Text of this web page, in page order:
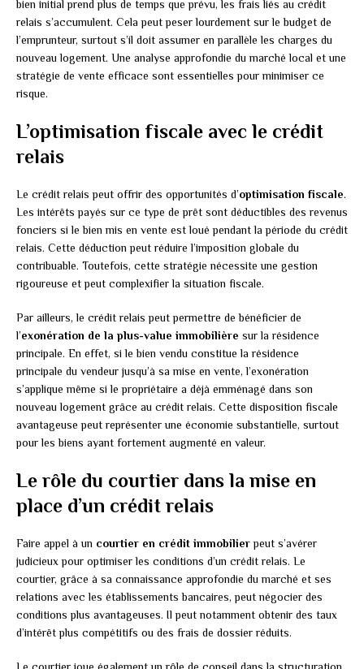
bien initial prend plus de temps que prévu, les frais liés au crédit
relais s’accumulent. Cela peut peser lourdement sur le budget de
l’emprunteur, surtout s’il doit assumer en parallèle les charges du
nouveau logement. Une analyse approfondie du marché local et une
stratégie de vente efficace sont essentielles pour minimiser ce
risque.
L’optimisation fiscale avec le crédit
relais
Le crédit relais peut offrir des opportunités d’optimisation fiscale.
Les intérêts payés sur ce type de prêt sont déductibles des revenus
fonciers si le bien mis en vente est loué pendant la période du crédit
relais. Cette déduction peut réduire l’imposition globale du
contribuable. Toutefois, cette stratégie nécessite une gestion
rigoureuse et peut complexifier la situation fiscale.
Par ailleurs, le crédit relais peut permettre de bénéficier de
l’exonération de la plus-value immobilière sur la résidence
principale. En effet, si le bien vendu constitue la résidence
principale du vendeur jusqu’à sa mise en vente, l’exonération
s’applique même si le propriétaire a déjà emménagé dans son
nouveau logement grâce au crédit relais. Cette disposition fiscale
avantageuse peut représenter une économie substantielle, surtout
pour les biens ayant fortement augmenté en valeur.
Le rôle du courtier dans la mise en
place d’un crédit relais
Faire appel à un courtier en crédit immobilierpeut s’avérer
judicieux pour optimiser les conditions d’un crédit relais. Le
courtier, grâce à sa connaissance approfondie du marché et ses
relations avec les établissements bancaires, peut négocier des
conditions plus avantageuses. Il peut notamment obtenir des taux
d’intérêt plus compétitifs ou des frais de dossier réduits.